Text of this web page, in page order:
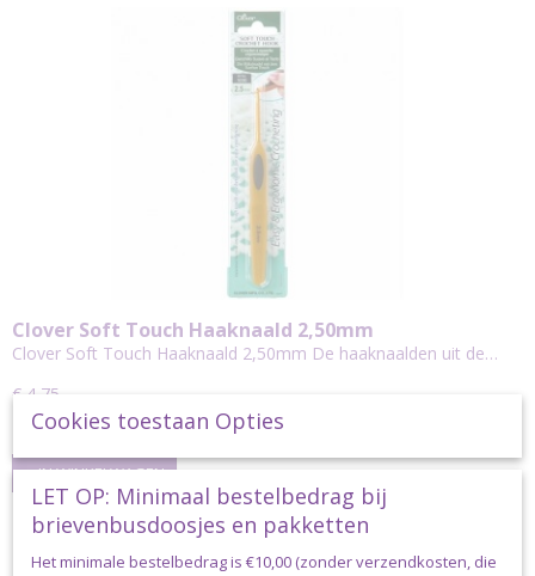
Clover Soft Touch Haaknaald 2,50mm
Clover Soft Touch Haaknaald 2,50mm De haaknaalden uit de…
€ 4,75
Op voorraad
IN WINKELWAGEN
Cookies toestaan Opties
LET OP: Minimaal bestelbedrag bij
brievenbusdoosjes en pakketten
Het minimale bestelbedrag is €10,00 (zonder verzendkosten, die